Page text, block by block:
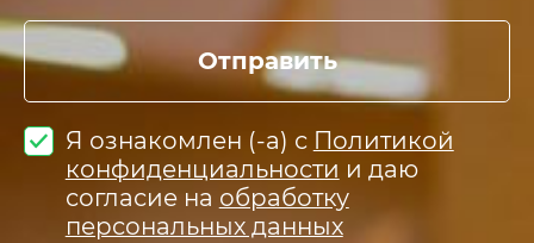
Отправить
Я ознакомлен (-а) с Политикой
конфиденциальности и даю
согласие на обработку
персональных данных